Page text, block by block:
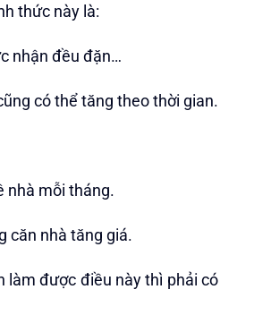
thức này là:
nhận đều đặn…
có thể tăng theo thời gian.
nhà mỗi tháng.
căn nhà tăng giá.
làm được điều này thì phải có